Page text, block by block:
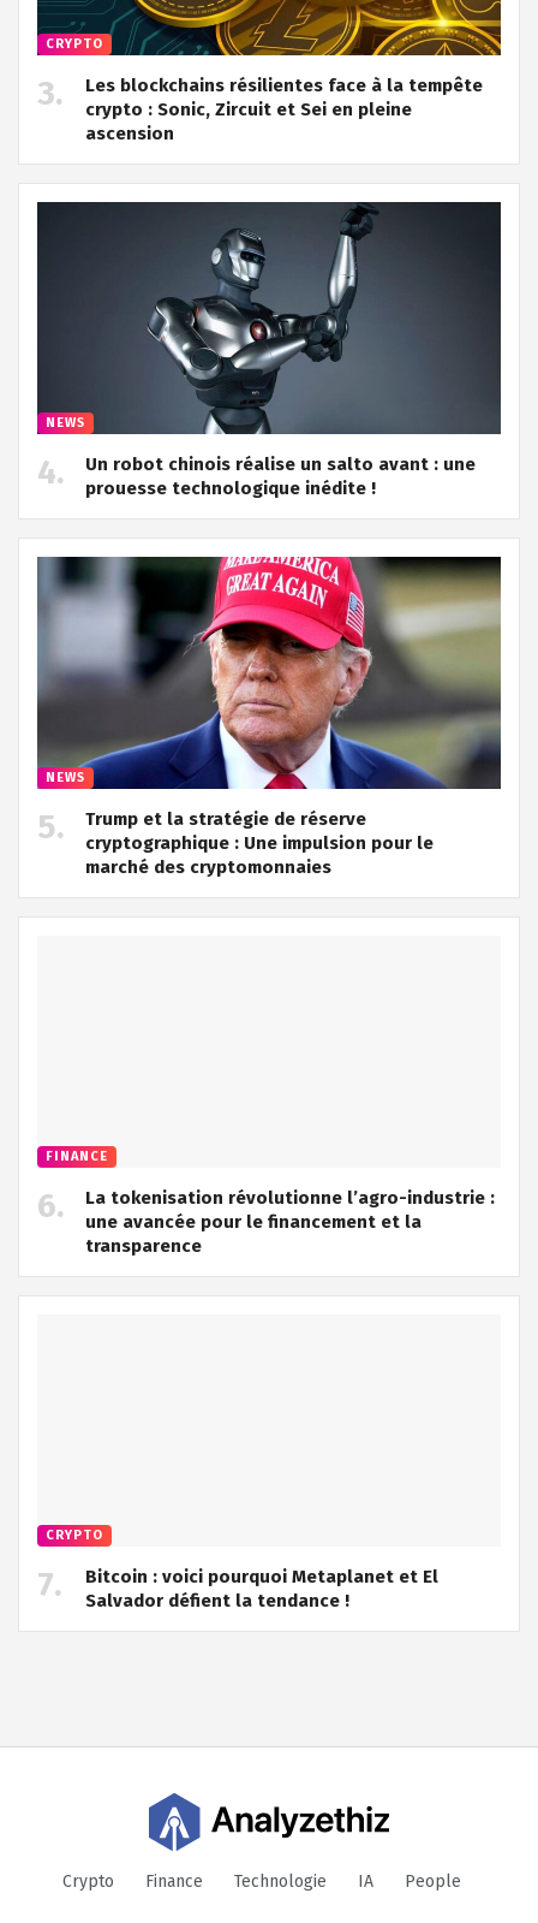
CRYPTO
Les blockchains résilientes face à la tempête
crypto : Sonic, Zircuit et Sei en pleine
ascension
NEWS
Un robot chinois réalise un salto avant : une
prouesse technologique inédite !
NEWS
Trump et la stratégie de réserve
cryptographique : Une impulsion pour le
marché des cryptomonnaies
FINANCE
La tokenisation révolutionne l’agro-industrie :
une avancée pour le financement et la
transparence
CRYPTO
Bitcoin : voici pourquoi Metaplanet et El
Salvador défient la tendance !
Crypto Finance Technologie IA People